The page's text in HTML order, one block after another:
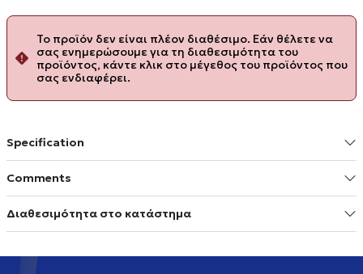
Το προϊόν δεν είναι πλέον διαθέσιμο. Εάν θέλετε να
σας ενημερώσουμε για τη διαθεσιμότητα του
προϊόντος, κάντε κλικ στο μέγεθος του προϊόντος που
σας ενδιαφέρει.
Specification
Comments
Διαθεσιμότητα στο κατάστημα